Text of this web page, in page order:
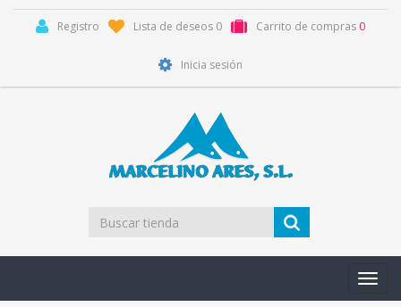
Registro Lista de deseos 0 Carrito de compras 0
Inicia sesión